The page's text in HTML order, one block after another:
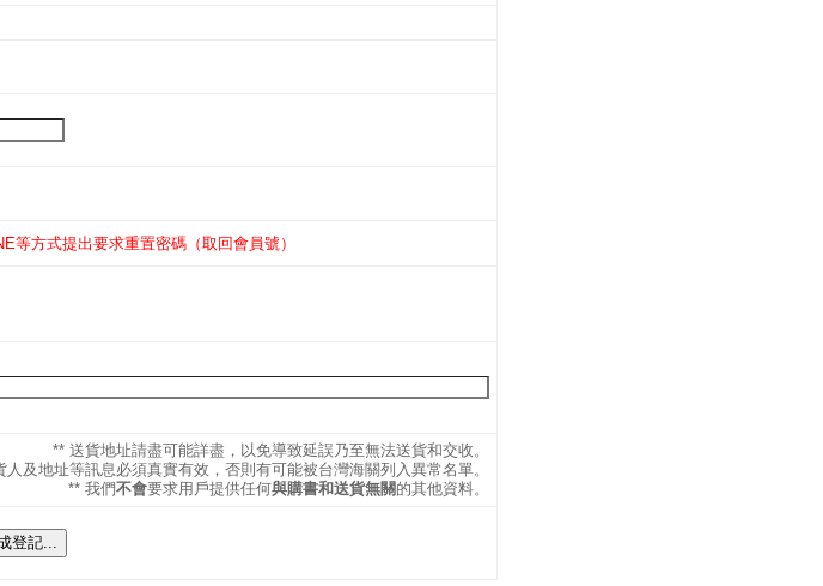
等方式提出要求重置密碼（取回會員號）
** 送貨地址請盡可能詳盡，以免導致延誤乃至無法送貨和交收。
人及地址等訊息必須真實有效，否則有可能被台灣海關列入異常名單。
** 我們不會要求用戶提供任何與購書和送貨無關的其他資料。